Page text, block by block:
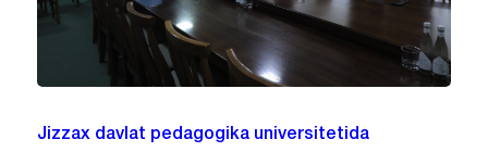
Jizzax davlat pedagogika universitetida